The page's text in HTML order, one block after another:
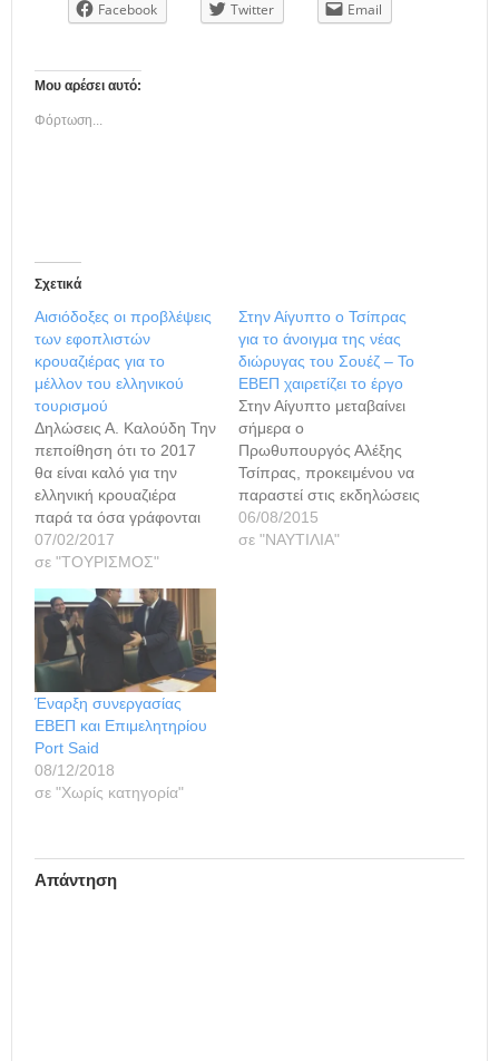
Facebook Twitter Email
Μου αρέσει αυτό:
Φόρτωση...
Σχετικά
Αισιόδοξες οι προβλέψεις
των εφοπλιστών
κρουαζιέρας για το
μέλλον του ελληνικού
τουρισμού
Δηλώσεις Α. Καλούδη Την
πεποίθηση ότι το 2017
θα είναι καλό για την
ελληνική κρουαζιέρα
παρά τα όσα γράφονται
σε μερίδα του Τύπου από
μη ειδικούς, τόνισε ο
Ένωσης Εφοπλιστών
Κρουαζιερόπλοιων σε
συνάντηση για τα
ζητήματα του κλάδου της
κρουαζιέρας που
πραγματοποιήθηκε στο
υπουργείο Ναυτιλίας &
Νησιωτικής Πολιτικής,…
07/02/2017
σε "ΤΟΥΡΙΣΜΟΣ"
Στην Αίγυπτο ο Τσίπρας
για το άνοιγμα της νέας
διώρυγας του Σουέζ – Το
ΕΒΕΠ χαιρετίζει το έργο
Στην Αίγυπτο μεταβαίνει
σήμερα ο
Πρωθυπουργός Αλέξης
Τσίπρας, προκειμένου να
παραστεί στις εκδηλώσεις
για τα εγκαίνια της νέας
διώρυγας του Σουέζ. Στο
06/08/2015
σε "ΝΑΥΤΙΛΙΑ"
Έναρξη συνεργασίας
ΕΒΕΠ και Επιμελητηρίου
Port Said
08/12/2018
σε "Χωρίς κατηγορία"
Απάντηση